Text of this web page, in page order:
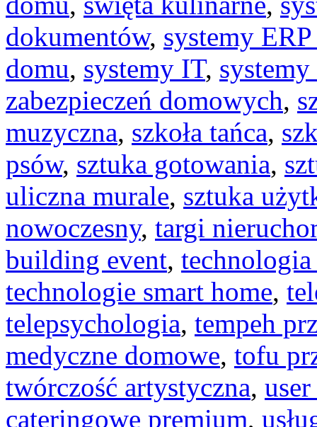
dokumentów, systemy
domu, systemy IT,
zabezpieczeń domowych,
muzyczna, szkoła tańca,
psów, sztuka gotowania,
uliczna murale, sztuka
nowoczesny, targi
building event,
technologie smart home,
telepsychologia, tempeh
medyczne domowe, tofu
twórczość artystyczna,
cateringowe premium,